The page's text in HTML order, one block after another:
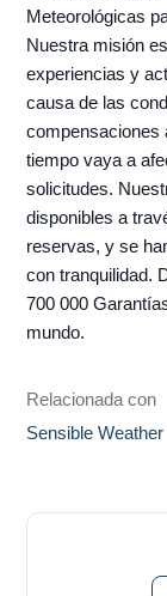
Meteorológicas
Nuestra misión
experiencias y
causa de las
compensaciones
tiempo vaya a
solicitudes.
disponibles a
reservas, y se
con tranquilidad.
700 000
mundo.
Relacionada con
Sensible Weather